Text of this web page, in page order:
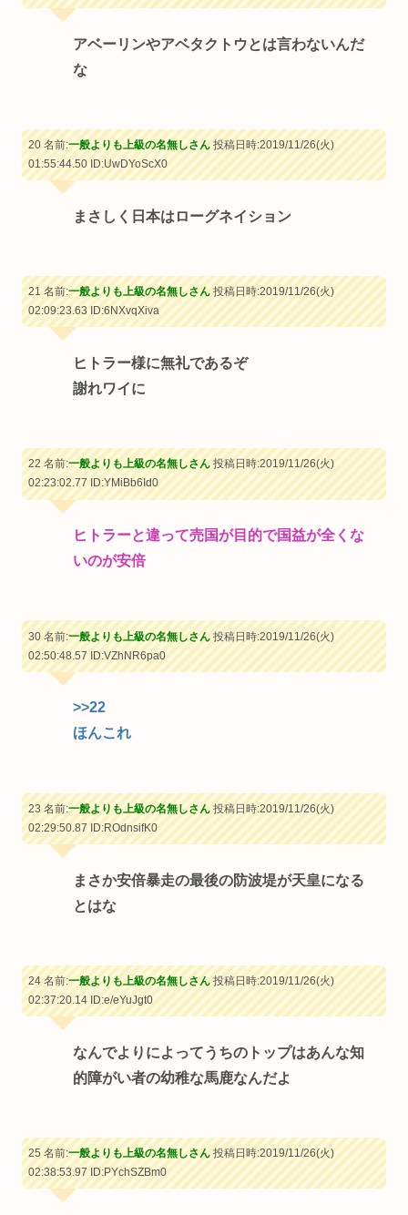
アベーリンやアベタクトウとは言わないんだ
な
20 名前:一般よりも上級の名無しさん投稿日時:2019/11/26(火)
01:55:44.50ID:UwDYoScX0
まさしく日本はローグネイション
21 名前:一般よりも上級の名無しさん投稿日時:2019/11/26(火)
02:09:23.63ID:6NXvqXiva
ヒトラー様に無礼であるぞ
謝れワイに
22 名前:一般よりも上級の名無しさん投稿日時:2019/11/26(火)
02:23:02.77ID:YMiBb6Id0
ヒトラーと違って売国が目的で国益が全くな
いのが安倍
30 名前:一般よりも上級の名無しさん投稿日時:2019/11/26(火)
02:50:48.57ID:VZhNR6pa0
>>22
ほんこれ
23 名前:一般よりも上級の名無しさん投稿日時:2019/11/26(火)
02:29:50.87ID:ROdnsifK0
まさか安倍暴走の最後の防波堤が天皇になる
とはな
24 名前:一般よりも上級の名無しさん投稿日時:2019/11/26(火)
02:37:20.14ID:e/eYuJgt0
なんでよりによってうちのトップはあんな知
的障がい者の幼稚な馬鹿なんだよ
25 名前:一般よりも上級の名無しさん投稿日時:2019/11/26(火)
02:38:53.97ID:PYchSZBm0